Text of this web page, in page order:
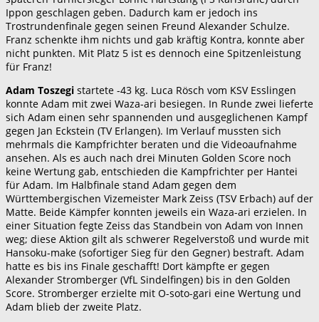
Ippon geschlagen geben. Dadurch kam er jedoch ins
Trostrundenfinale gegen seinen Freund Alexander Schulze.
Franz schenkte ihm nichts und gab kräftig Kontra, konnte aber
nicht punkten. Mit Platz 5 ist es dennoch eine Spitzenleistung
für Franz!
Adam Toszegi startete -43 kg. Luca Rösch vom KSV Esslingen
konnte Adam mit zwei Waza-ari besiegen. In Runde zwei lieferte
sich Adam einen sehr spannenden und ausgeglichenen Kampf
gegen Jan Eckstein (TV Erlangen). Im Verlauf mussten sich
mehrmals die Kampfrichter beraten und die Videoaufnahme
ansehen. Als es auch nach drei Minuten Golden Score noch
keine Wertung gab, entschieden die Kampfrichter per Hantei
für Adam. Im Halbfinale stand Adam gegen dem
Württembergischen Vizemeister Mark Zeiss (TSV Erbach) auf der
Matte. Beide Kämpfer konnten jeweils ein Waza-ari erzielen. In
einer Situation fegte Zeiss das Standbein von Adam von Innen
weg; diese Aktion gilt als schwerer Regelverstoß und wurde mit
Hansoku-make (sofortiger Sieg für den Gegner) bestraft. Adam
hatte es bis ins Finale geschafft! Dort kämpfte er gegen
Alexander Stromberger (VfL Sindelfingen) bis in den Golden
Score. Stromberger erzielte mit O-soto-gari eine Wertung und
Adam blieb der zweite Platz.